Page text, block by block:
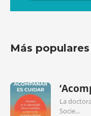
Más populares
La
Socie...